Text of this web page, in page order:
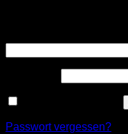
Passwort vergessen?